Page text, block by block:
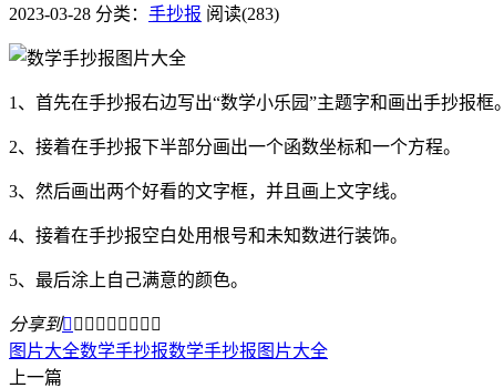
2023-03-28 分类： 手抄报 阅读(283)
1、首先在手抄报右边写出“数学小乐园”主题字和画出手抄报框。
2、接着在手抄报下半部分画出一个函数坐标和一个方程。
3、然后画出两个好看的文字框，并且画上文字线。
4、接着在手抄报空白处用根号和未知数进行装饰。
5、最后涂上自己满意的颜色。
分享到        
图片大全数学手抄报数学手抄报图片大全
上一篇